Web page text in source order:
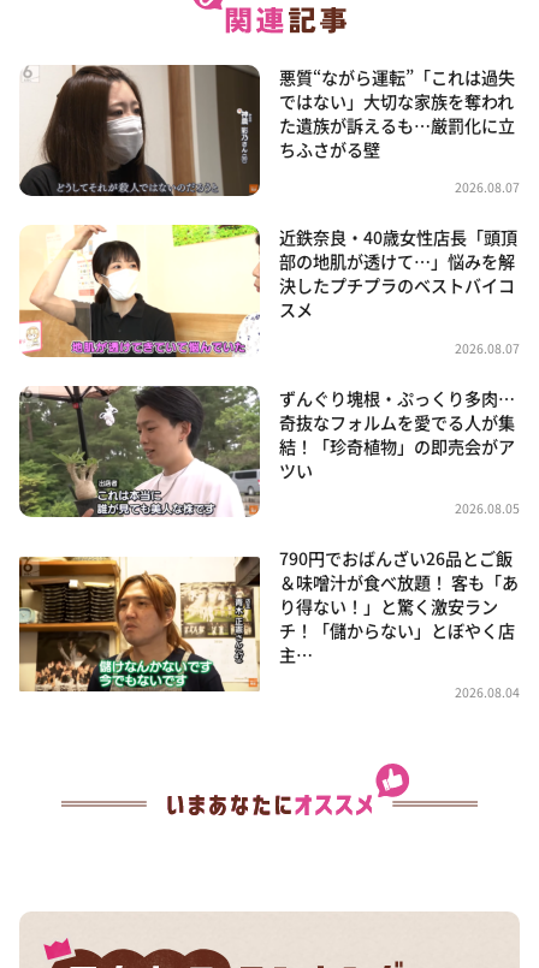
悪質“ながら運転”「これは過失
ではない」大切な家族を奪われ
た遺族が訴えるも…厳罰化に立
ちふさがる壁
2026.08.07
近鉄奈良・40歳女性店長「頭頂
部の地肌が透けて…」悩みを解
決したプチプラのベストバイコ
スメ
2026.08.07
ずんぐり塊根・ぷっくり多肉…
奇抜なフォルムを愛でる人が集
結！「珍奇植物」の即売会がア
ツい
2026.08.05
790円でおばんざい26品とご飯
＆味噌汁が食べ放題！ 客も「あ
り得ない！」と驚く激安ラン
チ！「儲からない」とぼやく店
主…
2026.08.04